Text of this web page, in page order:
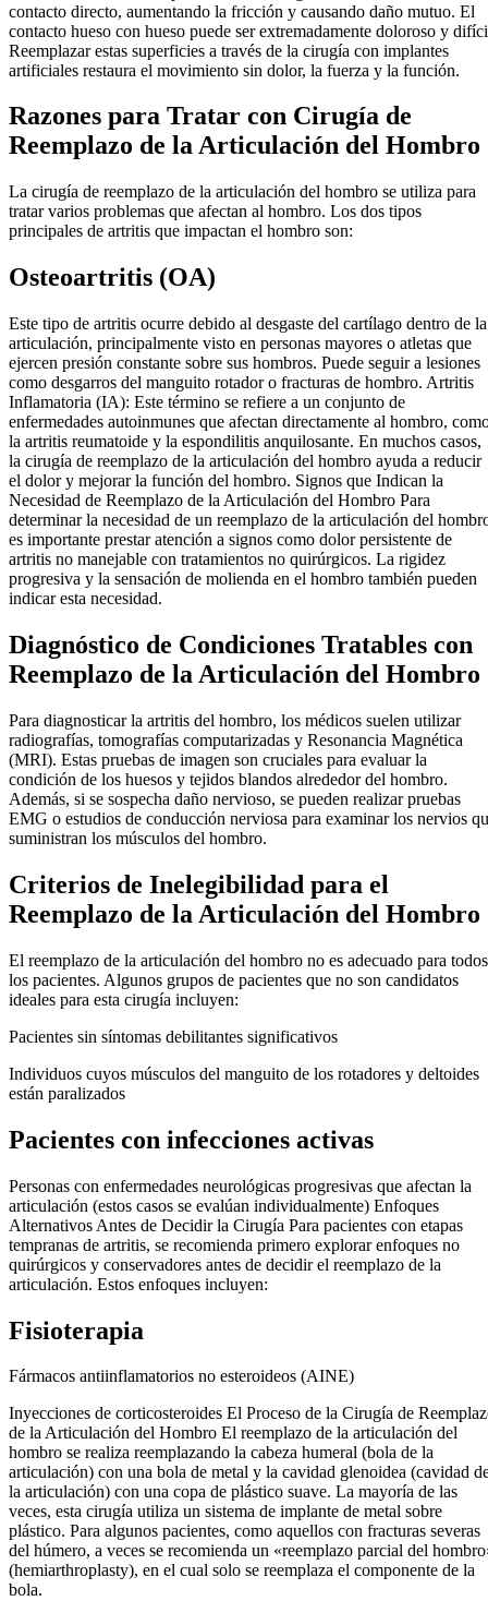
contacto directo, aumentando la fricción y causando daño mutuo. El
contacto hueso con hueso puede ser extremadamente doloroso y
Reemplazar estas superficies a través de la cirugía con implantes
artificiales restaura el movimiento sin dolor, la fuerza y la función.
Razones para Tratar con Cirugía de
Reemplazo de la Articulación del Hombro
La cirugía de reemplazo de la articulación del hombro se utiliza para
tratar varios problemas que afectan al hombro. Los dos tipos
principales de artritis que impactan el hombro son:
Osteoartritis (OA)
Este tipo de artritis ocurre debido al desgaste del cartílago dentro de la
articulación, principalmente visto en personas mayores o atletas que
ejercen presión constante sobre sus hombros. Puede seguir a lesiones
como desgarros del manguito rotador o fracturas de hombro. Artritis
Inflamatoria (IA): Este término se refiere a un conjunto de
enfermedades autoinmunes que afectan directamente al hombro,
la artritis reumatoide y la espondilitis anquilosante. En muchos casos,
la cirugía de reemplazo de la articulación del hombro ayuda a reducir
el dolor y mejorar la función del hombro. Signos que Indican la
Necesidad de Reemplazo de la Articulación del Hombro Para
determinar la necesidad de un reemplazo de la articulación del
es importante prestar atención a signos como dolor persistente de
artritis no manejable con tratamientos no quirúrgicos. La rigidez
progresiva y la sensación de molienda en el hombro también pueden
indicar esta necesidad.
Diagnóstico de Condiciones Tratables con
Reemplazo de la Articulación del Hombro
Para diagnosticar la artritis del hombro, los médicos suelen utilizar
radiografías, tomografías computarizadas y Resonancia Magnética
(MRI). Estas pruebas de imagen son cruciales para evaluar la
condición de los huesos y tejidos blandos alrededor del hombro.
Además, si se sospecha daño nervioso, se pueden realizar pruebas
EMG o estudios de conducción nerviosa para examinar los nervios
suministran los músculos del hombro.
Criterios de Inelegibilidad para el
Reemplazo de la Articulación del Hombro
El reemplazo de la articulación del hombro no es adecuado para todos
los pacientes. Algunos grupos de pacientes que no son candidatos
ideales para esta cirugía incluyen:
Pacientes sin síntomas debilitantes significativos
Individuos cuyos músculos del manguito de los rotadores y deltoides
están paralizados
Pacientes con infecciones activas
Personas con enfermedades neurológicas progresivas que afectan la
articulación (estos casos se evalúan individualmente) Enfoques
Alternativos Antes de Decidir la Cirugía Para pacientes con etapas
tempranas de artritis, se recomienda primero explorar enfoques no
quirúrgicos y conservadores antes de decidir el reemplazo de la
articulación. Estos enfoques incluyen:
Fisioterapia
Fármacos antiinflamatorios no esteroideos (AINE)
Inyecciones de corticosteroides El Proceso de la Cirugía de
de la Articulación del Hombro El reemplazo de la articulación del
hombro se realiza reemplazando la cabeza humeral (bola de la
articulación) con una bola de metal y la cavidad glenoidea (cavidad
la articulación) con una copa de plástico suave. La mayoría de las
veces, esta cirugía utiliza un sistema de implante de metal sobre
plástico. Para algunos pacientes, como aquellos con fracturas severas
del húmero, a veces se recomienda un «reemplazo parcial del
(hemiarthroplasty), en el cual solo se reemplaza el componente de la
bola.